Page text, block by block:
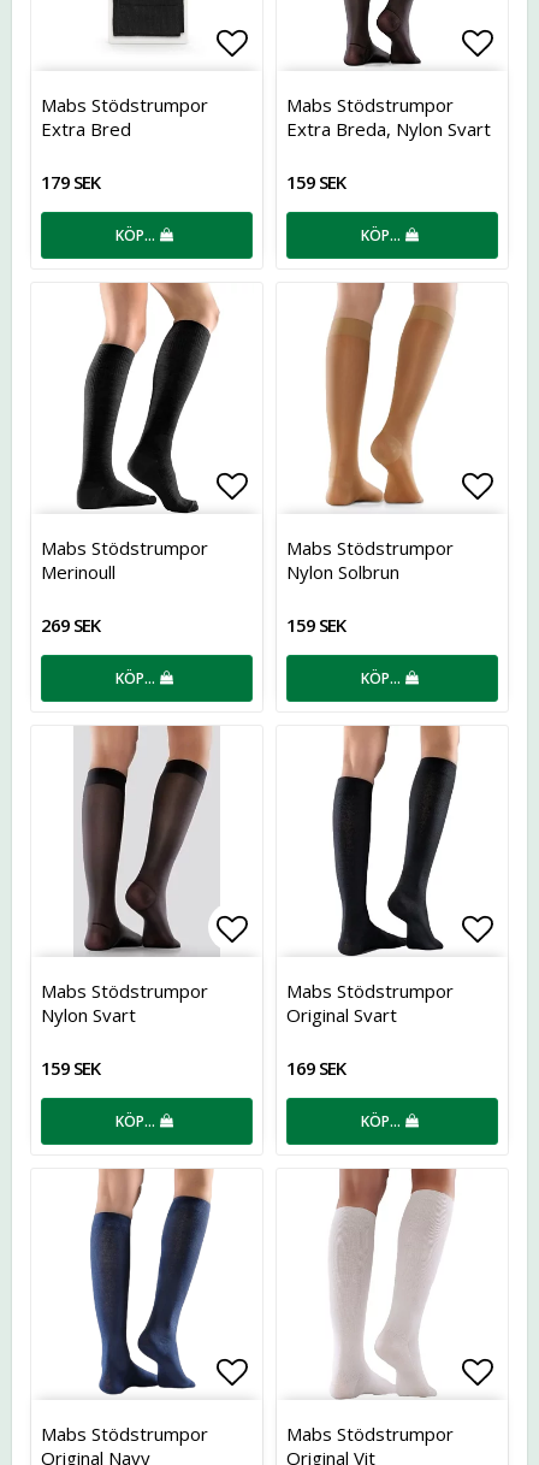
Lägg till i favoritlistan
Mabs Stödstrumpor
Extra Bred
179 SEK
KÖP…
Mabs Stödstrumpor
Extra Breda, Nylon Svart
159 SEK
KÖP…
Lägg till i favoritlistan
Mabs Stödstrumpor
Merinoull
269 SEK
KÖP…
Mabs Stödstrumpor
Nylon Solbrun
159 SEK
KÖP…
Lägg till i favoritlistan
Mabs Stödstrumpor
Nylon Svart
159 SEK
KÖP…
Mabs Stödstrumpor
Original Svart
169 SEK
KÖP…
Lägg till i favoritlistan
Mabs Stödstrumpor
Original Navy
Mabs Stödstrumpor
Original Vit